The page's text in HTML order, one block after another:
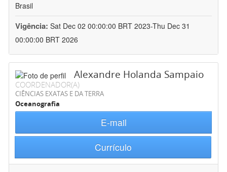
Brasil
Vigência: Sat Dec 02 00:00:00 BRT 2023-Thu Dec 31
00:00:00 BRT 2026
Alexandre Holanda Sampaio
COORDENADOR(A)
CIÊNCIAS EXATAS E DA TERRA
Oceanografia
E-mail
Currículo